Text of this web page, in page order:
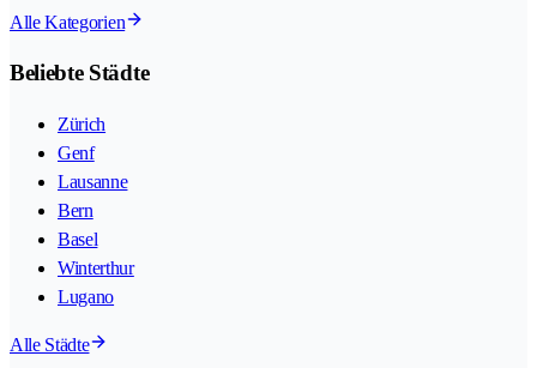
Alle Kategorien
Beliebte Städte
Zürich
Genf
Lausanne
Bern
Basel
Winterthur
Lugano
Alle Städte